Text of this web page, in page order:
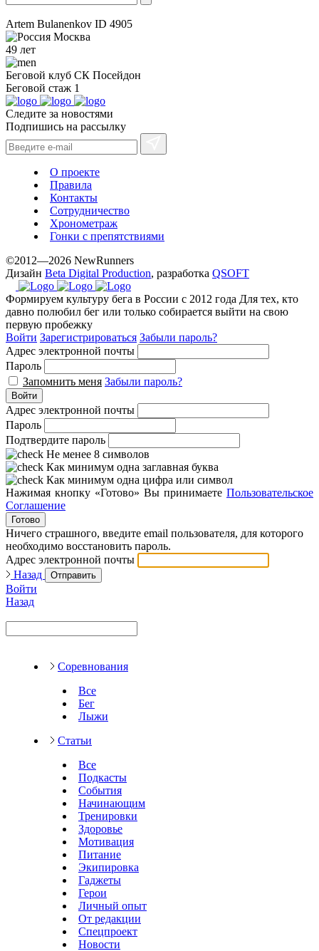
Artem Bulanenkov ID 4905
Москва
49 лет
Беговой клуб СК Посейдон
Беговой стаж 1
Следите за новостями
Подпишись на рассылку
О проекте
Правила
Контакты
Сотрудничество
Хронометраж
Гонки с препятствиями
©2012—2026 NewRunners
Дизайн Beta Digital Production, разработка QSOFT
Формируем культуру бега в России с 2012 года Для тех, кто
давно полюбил бег или только собирается выйти на свою
первую пробежку
Войти Зарегистрироваться Забыли пароль?
Адрес электронной почты
Пароль
Запомнить меня Забыли пароль?
Войти
Адрес электронной почты
Пароль
Подтвердите пароль
Не менее 8 символов
Как минимум одна заглавная буква
Как минимум одна цифра или символ
Нажимая кнопку «Готово» Вы принимаете Пользовательское
Соглашение
Готово
Ничего страшного, введите email пользователя, для которого
необходимо восстановить пароль.
Адрес электронной почты
Назад
Отправить
Войти
Назад
Соревнования
Все
Бег
Лыжи
Статьи
Все
Подкасты
События
Начинающим
Тренировки
Здоровье
Мотивация
Питание
Экипировка
Гаджеты
Герои
Личный опыт
От редакции
Спецпроект
Новости